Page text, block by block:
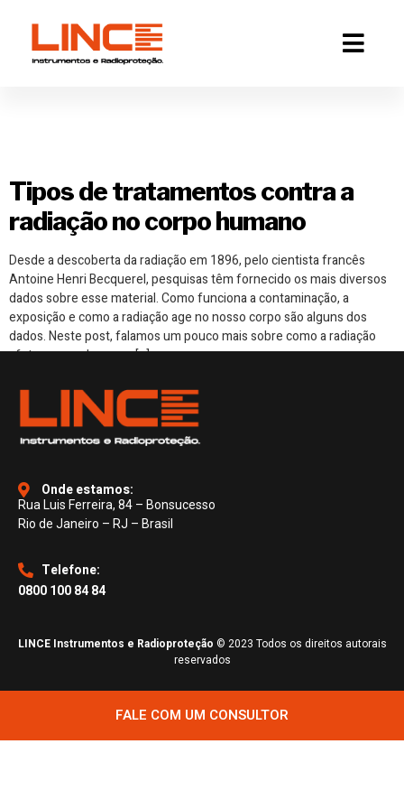
Tipos de tratamentos contra a
radiação no corpo humano
Desde a descoberta da radiação em 1896, pelo cientista francês
Antoine Henri Becquerel, pesquisas têm fornecido os mais diversos
dados sobre esse material. Como funciona a contaminação, a
exposição e como a radiação age no nosso corpo são alguns dos
dados. Neste post, falamos um pouco mais sobre como a radiação
afeta o corpo humano […]
Onde estamos:
Rua Luis Ferreira, 84 – Bonsucesso
Rio de Janeiro – RJ – Brasil
Telefone:
0800 100 84 84
LINCE Instrumentos e Radioproteção © 2023 Todos os direitos autorais
reservados
FALE COM UM CONSULTOR